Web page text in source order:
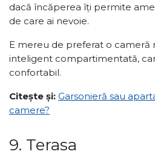
dacă încăperea îți permite
de care ai nevoie.
E mereu de preferat o cameră
inteligent compartimentată,
confortabil.
Citește și: Garsonieră sau
camere?
9. Terasa